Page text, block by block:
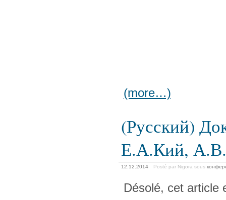
(more…)
(Русский)
Е.А.Кий,
12.12.2014 Posté par Nigora sous
Désolé, cet article